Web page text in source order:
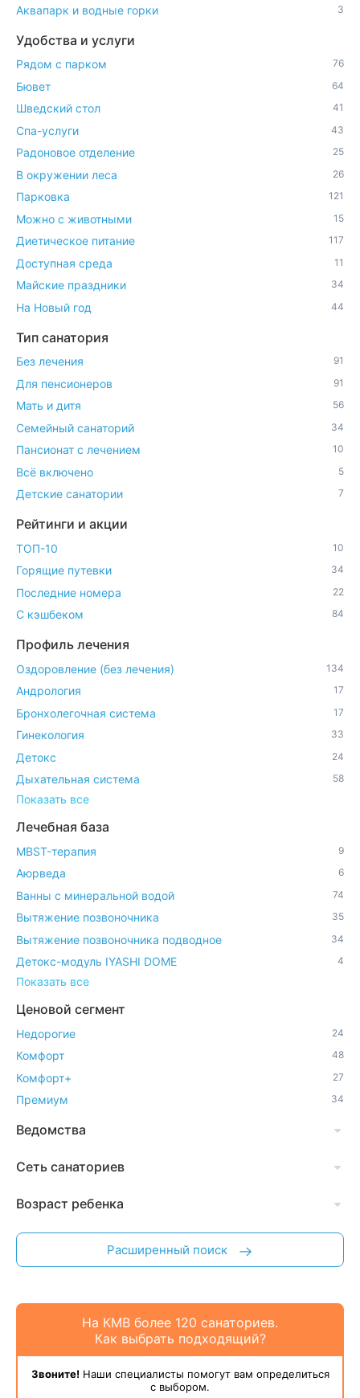
Аквапарк и водные горки 3
Удобства и услуги
Рядом с парком 76
Бювет 64
Шведский стол 41
Спа-услуги 43
Радоновое отделение 25
В окружении леса 26
Парковка 121
Можно с животными 15
Диетическое питание 117
Доступная среда 11
Майские праздники 34
На Новый год 44
Тип санатория
Без лечения 91
Для пенсионеров 91
Мать и дитя 56
Семейный санаторий 34
Пансионат с лечением 10
Всё включено 5
Детские санатории 7
Рейтинги и акции
ТОП-10 10
Горящие путевки 34
Последние номера 22
С кэшбеком 84
Профиль лечения
Оздоровление (без лечения) 134
Андрология 17
Бронхолегочная система 17
Гинекология 33
Детокс 24
Дыхательная система 58
Показать все
Лечебная база
MBST-терапия 9
Аюрведа 6
Ванны с минеральной водой 74
Вытяжение позвоночника 35
Вытяжение позвоночника подводное 34
Детокс-модуль IYASHI DOME 4
Показать все
Ценовой сегмент
Недорогие 24
Комфорт 48
Комфорт+ 27
Премиум 34
Ведомства
Сеть санаториев
Возраст ребенка
Расширенный поиск
На КМВ более 120 санаториев.
Как выбрать подходящий?
Звоните!Наши специалисты помогут вам определиться
с выбором.